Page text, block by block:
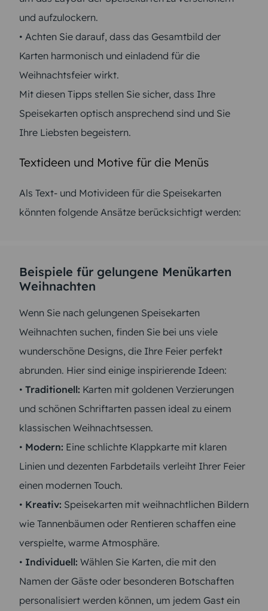
und aufzulockern.
• Achten Sie darauf, dass das Gesamtbild der
Karten harmonisch und einladend für die
Weihnachtsfeier wirkt.
Mit diesen Tipps stellen Sie sicher, dass Ihre
Speisekarten optisch ansprechend sind und Sie
Ihre Liebsten begeistern.
Textideen und Motive für die Menüs
Als Text- und Motivideen für die Speisekarten
könnten folgende Ansätze berücksichtigt werden:
Beispiele für gelungene Menükarten
Weihnachten
Wenn Sie nach gelungenen Speisekarten
Weihnachten suchen, finden Sie bei uns viele
wunderschöne Designs, die Ihre Feier perfekt
abrunden. Hier sind einige inspirierende Ideen:
• Traditionell: Karten mit goldenen Verzierungen
und schönen Schriftarten passen ideal zu einem
klassischen Weihnachtsessen.
• Modern: Eine schlichte Klappkarte mit klaren
Linien und dezenten Farbdetails verleiht Ihrer Feier
einen modernen Touch.
• Kreativ: Speisekarten mit weihnachtlichen Bildern
wie Tannenbäumen oder Rentieren schaffen eine
verspielte, warme Atmosphäre.
• Individuell: Wählen Sie Karten, die mit den
Namen der Gäste oder besonderen Botschaften
personalisiert werden können, um jedem Gast ein